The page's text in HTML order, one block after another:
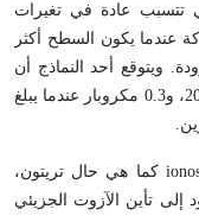
تتسبب عادة في تغيرات
عندما يكون السطح أكثر
ويتوقع أحد النماذج أن
يبلغ الضغط عند السطح 15 مكروبار في عام 2015، و0.3 مكروبار عندما يبلغ
يُرجح أن يكون لبلوتو غلاف جوي متأين ionosphere كما هي حال تريتون،
تأين الآزوت الجزيئي